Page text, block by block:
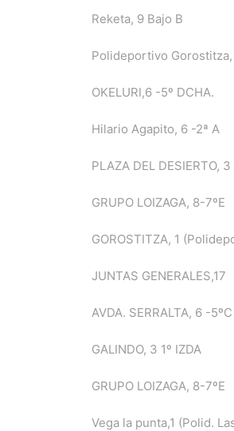
Reketa, 9 Bajo B
Polideportivo
OKELURI,6 -5º DCHA.
Hilario Agapito, 6 -2ª A
PLAZA DEL DESIERTO,
GRUPO LOIZAGA, 8-7ºE
GOROSTITZA, 1
JUNTAS GENERALES,17
AVDA. SERRALTA, 6 -5ºC
GALINDO, 3 1º IZDA
GRUPO LOIZAGA, 8-7ºE
Vega la punta,1 (Polid.